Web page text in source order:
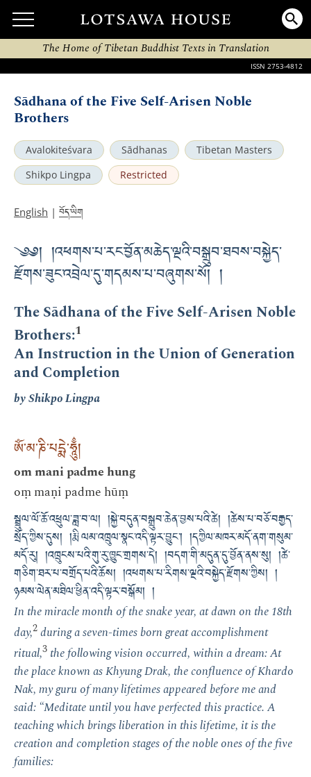
The Home of Tibetan Buddhist Texts in Translation
ISSN 2753-4812
Sādhana of the Five Self-Arisen Noble
Brothers
Avalokiteśvara Sādhanas
Tibetan Masters
Shikpo Lingpa
Restricted
English | བོད་ཡིག
༄༅། །འཕགས་པ་རང་བྱོན་མཆེད་ལྔའི་བསྒྲུབ་ཐབས་བསྐྱེད་
རྫོགས་ཟུང་འབྲེལ་དུ་གདམས་པ་བཞུགས་སོ། །
The Sādhana of the Five Self-Arisen Noble
Brothers:1
An Instruction in the Union of Generation
and Completion
by Shikpo Lingpa
ཨོཾ་མ་ཎི་པདྨེ་ཧཱུྂ།
om mani padme hung
oṃ maṇi padme hūṃ
སྦྲུལ་ལོ་ཆོ་འཕྲུལ་ཟླ་བ་ལ། །སྐྱེ་བདུན་བསྒྲུབ་ཆེན་བྱས་པའི་ཚེ། །ཚེས་པ་བཅོ་བརྒྱད་
སྲོད་ཀྱིས་དུས། །རྨི་ལམ་འཁྲུལ་སྣང་འདི་ལྟར་བྱུང་། །དཀྱིལ་མཁར་མདོ་ནག་གསུམ་
མདོ་རུ། །འཁྲུངས་པའི་གུ་རུ་ཁྱུང་གྲགས་དེ། །བདག་གི་མདུན་དུ་བྱོན་ནས་སུ། །ཚེ་
གཅིག་ཐར་པ་བགྲོད་པའི་ཆོས། །འཕགས་པ་རིགས་ལྔའི་བསྐྱེད་རྫོགས་ཀྱིས། །
ཉམས་ལེན་མཐིལ་ཕྱིན་འདི་ལྟར་བསྒོམ། །
In the miracle month of the snake year, at dawn on the 18th
day,2during a seven-times born great accomplishment
ritual,3 the following vision occurred, within a dream: At
the place known as Khyung Drak, the confluence of Khardo
Nak, my guru of many lifetimes appeared before me and
said: “Meditate until you have perfected this practice. A
teaching which brings liberation in this lifetime, it is the
creation and completion stages of the noble ones of the five
families: